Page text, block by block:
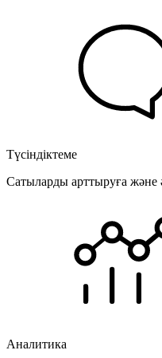
Түсіндіктеме
Сатыларды арттыруға және
Аналитика